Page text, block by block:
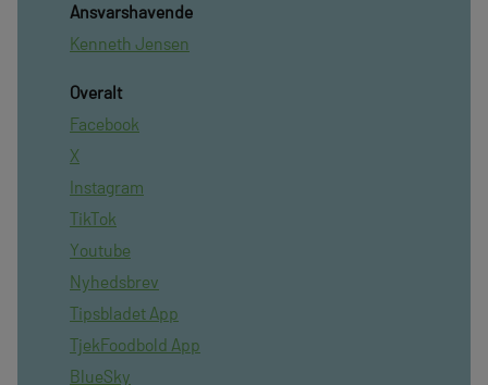
Ansvarshavende
Kenneth Jensen
Overalt
Facebook
X
Instagram
TikTok
Youtube
Nyhedsbrev
Tipsbladet App
TjekFoodbold App
BlueSky